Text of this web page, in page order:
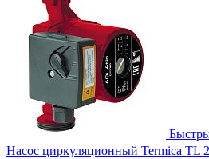
Насос циркуляционный Termica TL